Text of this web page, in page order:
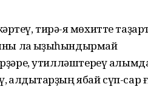
тирә-яҡ мөхитте
ла ҡыҙыҡһындырмай
утилләштереү
ябай сүп-сар